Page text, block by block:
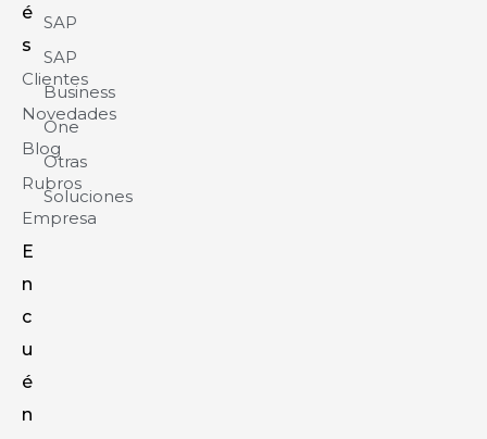
é
s
Clientes
Novedades
Blog
Rubros
Empresa
E
n
c
u
é
n
SAP
SAP
Business
One
Otras
Soluciones